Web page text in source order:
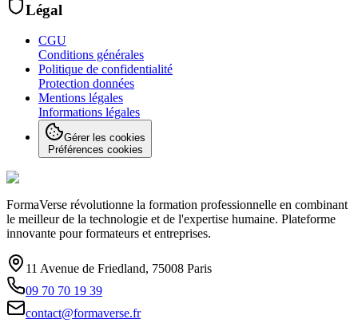
Légal
CGU
Conditions générales
Politique de confidentialité
Protection données
Mentions légales
Informations légales
Gérer les cookies
Préférences cookies
FormaVerse révolutionne la formation professionnelle en combinant
le meilleur de la technologie et de l'expertise humaine. Plateforme
innovante pour formateurs et entreprises.
11 Avenue de Friedland, 75008 Paris
09 70 70 19 39
contact@formaverse.fr